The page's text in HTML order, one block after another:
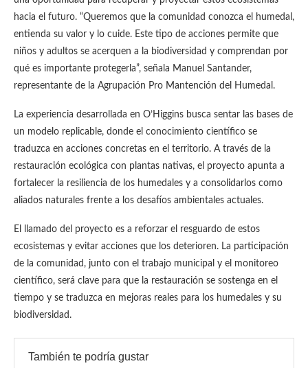
hacia el futuro. “Queremos que la comunidad conozca el humedal,
entienda su valor y lo cuide. Este tipo de acciones permite que
niños y adultos se acerquen a la biodiversidad y comprendan por
qué es importante protegerla”, señala Manuel Santander,
representante de la Agrupación Pro Mantención del Humedal.
La experiencia desarrollada en O’Higgins busca sentar las bases de
un modelo replicable, donde el conocimiento científico se
traduzca en acciones concretas en el territorio. A través de la
restauración ecológica con plantas nativas, el proyecto apunta a
fortalecer la resiliencia de los humedales y a consolidarlos como
aliados naturales frente a los desafíos ambientales actuales.
El llamado del proyecto es a reforzar el resguardo de estos
ecosistemas y evitar acciones que los deterioren. La participación
de la comunidad, junto con el trabajo municipal y el monitoreo
científico, será clave para que la restauración se sostenga en el
tiempo y se traduzca en mejoras reales para los humedales y su
biodiversidad.
También te podría gustar